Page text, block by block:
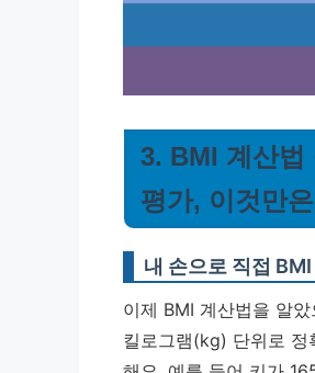
3. BMI 계산법
평가, 이것만
내 손으로 직접
이제 BMI 계산법을 알
킬로그램(kg) 단위로